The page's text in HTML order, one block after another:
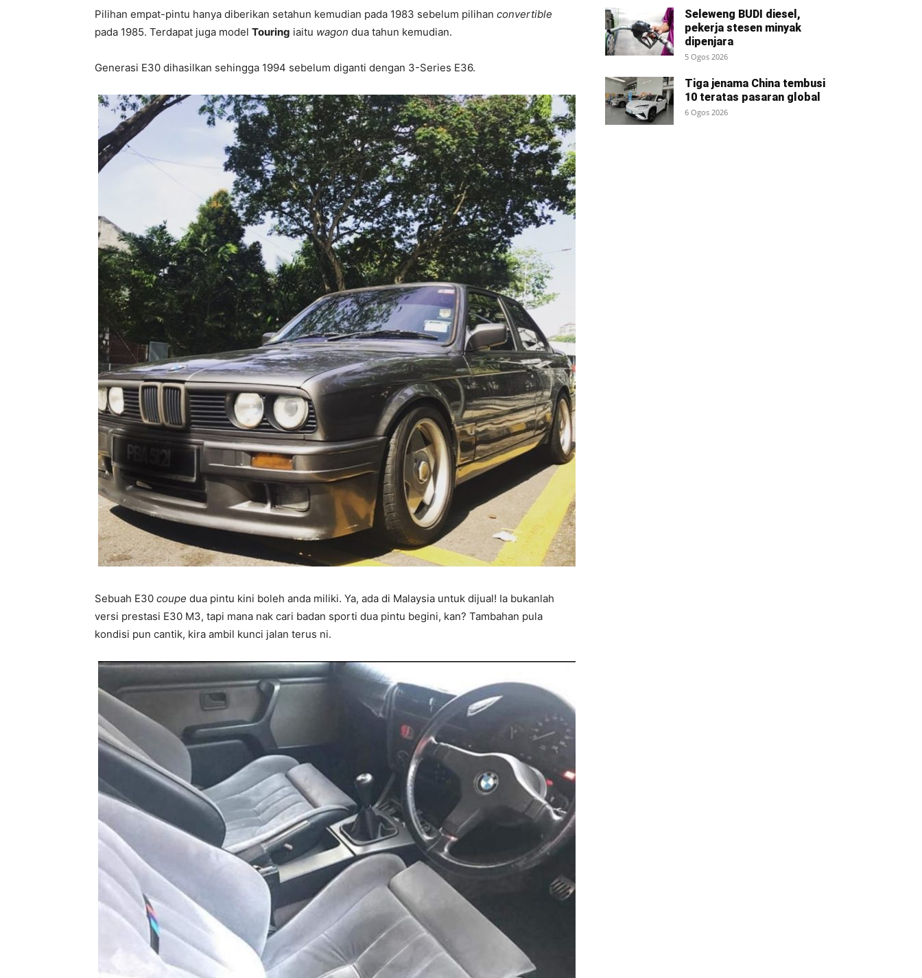
Pilihan empat-pintu hanya diberikan setahun kemudian pada 1983 sebelum pilihan convertible
pada 1985. Terdapat juga model Touring iaitu wagon dua tahun kemudian.
Generasi E30 dihasilkan sehingga 1994 sebelum diganti dengan 3-Series E36.
Sebuah E30 coupe dua pintu kini boleh anda miliki. Ya, ada di Malaysia untuk dijual! Ia bukanlah
versi prestasi E30 M3, tapi mana nak cari badan sporti dua pintu begini, kan? Tambahan pula
kondisi pun cantik, kira ambil kunci jalan terus ni.
Seleweng BUDI diesel,
pekerja stesen minyak
dipenjara
5 Ogos 2026
Tiga jenama China tembusi
10 teratas pasaran global
6 Ogos 2026